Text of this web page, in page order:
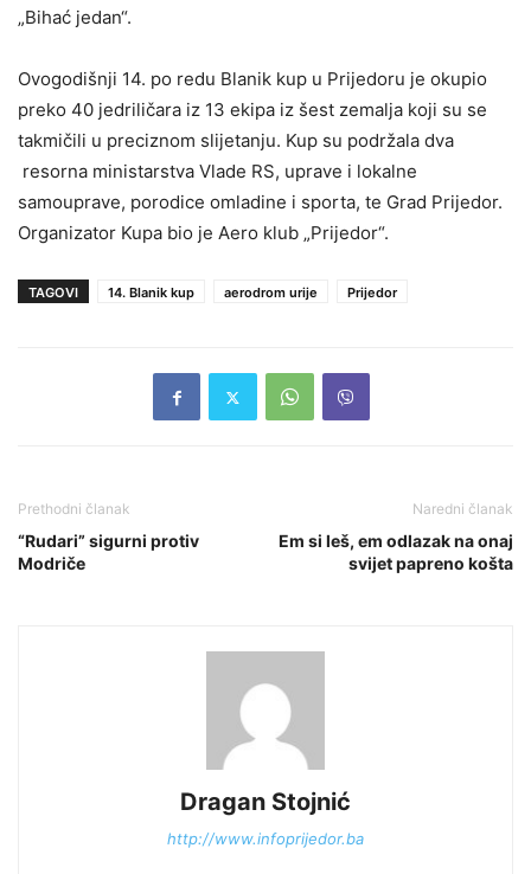
„Bihać jedan“.
Ovogodišnji 14. po redu Blanik kup u Prijedoru je okupio
preko 40 jedriličara iz 13 ekipa iz šest zemalja koji su se
takmičili u preciznom slijetanju. Kup su podržala dva
resorna ministarstva Vlade RS, uprave i lokalne
samouprave, porodice omladine i sporta, te Grad Prijedor.
Organizator Kupa bio je Aero klub „Prijedor“.
TAGOVI 14. Blanik kup aerodrom urije Prijedor
Prethodni članak
“Rudari” sigurni protiv
Modriče
Naredni članak
Em si leš, em odlazak na onaj
svijet papreno košta
Dragan Stojnić
http://www.infoprijedor.ba